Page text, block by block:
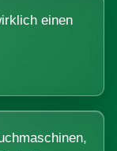
einen